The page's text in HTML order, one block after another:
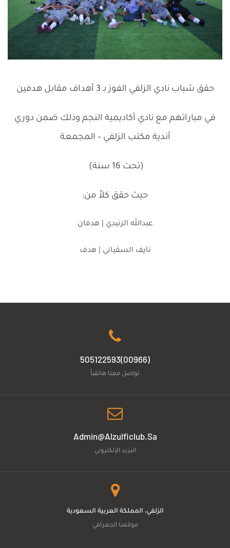
حقق شباب نادي الزلفي الفوز بـ 3 أهداف مقابل هدفين
في مباراتهم مع نادي أكاديمية النجم وذلك ضمن دوري
أندية مكتب الزلفي – المجمعة
(تحت 16 سنة)
حيث حقق كلاً من:
عبدالله الزنيدي | هدفان
نايف السقياني | هدف
(00966)505122593
تواصل معنا هاتفياً
Admin@alzulficlub.sa
البريد الإلكتروني
الزلفي، المملكة العربية السعودية
موقعنا الجغرافي